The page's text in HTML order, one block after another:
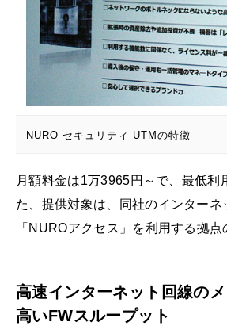
NURO セキュリティ UTMの特徴
月額料金は1万3965円～で、最低利
た、提供対象は、同社のインターネ
「NUROアクセス」を利用する拠点
高速インターネット回線の
高いFWスループット